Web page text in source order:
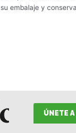
embalaje y
ÚNETE A